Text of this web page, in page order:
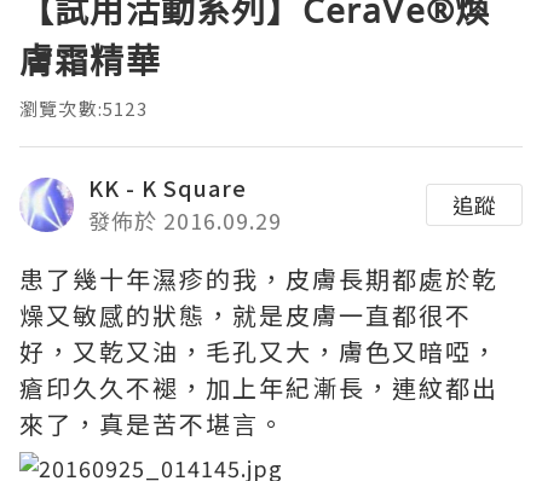
【試用活動系列】CeraVe®煥
膚霜精華
瀏覽次數:5123
KK - K Square
發佈於 2016.09.29
追蹤
患了幾十年濕疹的我，皮膚長期都處於乾
燥又敏感的狀態，就是皮膚一直都很不
好，又乾又油，毛孔又大，膚色又暗啞，
瘡印久久不褪，加上年紀漸長，連紋都出
來了，真是苦不堪言。